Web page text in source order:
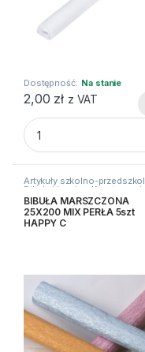
Dostępność: Na stanie
2,00 zł z VAT
BIBUŁA (01) BIAŁA
Artykuły szkolno-
Bibuły i krepiny Kreatywne i
plastyczne
BIBUŁA MARSZCZONA
25X200 MIX PERŁA 5szt
HAPPY C